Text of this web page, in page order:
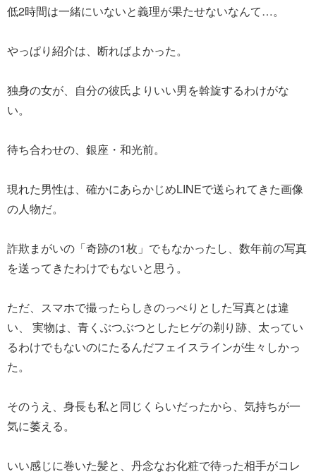
低2時間は一緒にいないと義理が果たせないなんて…。
やっぱり紹介は、断ればよかった。
独身の女が、自分の彼氏よりいい男を斡旋するわけがな
い。
待ち合わせの、銀座・和光前。
現れた男性は、確かにあらかじめLINEで送られてきた画像
の人物だ。
詐欺まがいの「奇跡の1枚」でもなかったし、数年前の写真
を送ってきたわけでもないと思う。
ただ、スマホで撮ったらしきのっぺりとした写真とは違
い、 実物は、青くぶつぶつとしたヒゲの剃り跡、太ってい
るわけでもないのにたるんだフェイスラインが生々しかっ
た。
そのうえ、身長も私と同じくらいだったから、気持ちが一
気に萎える。
いい感じに巻いた髪と、丹念なお化粧で待った相手がコレ